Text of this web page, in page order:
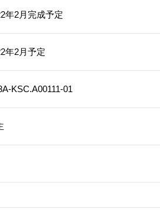
年2月完成予定
年2月予定
KSC.A00111-01